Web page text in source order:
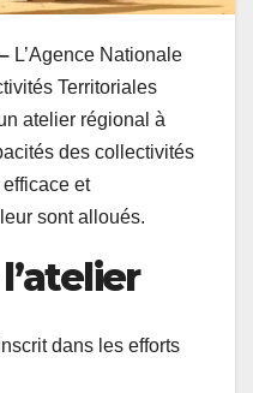
L’Agence Nationale
Territoriales
atelier régional à
des collectivités
et
sont alloués.
dans les efforts